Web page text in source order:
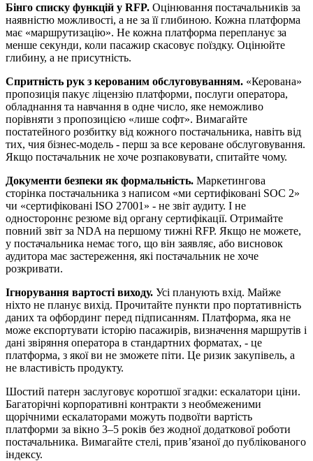
Бінго списку функцій у RFP. Оцінювання постачальників за
наявністю можливості, а не за її глибиною. Кожна платформа
має «маршрутизацію». Не кожна платформа перепланує за
менше секунди, коли пасажир скасовує поїздку. Оцінюйте
глибину, а не присутність.
Спритність рук з керованим обслуговуванням. «Керована»
пропозиція пакує ліцензію платформи, послуги оператора,
обладнання та навчання в одне число, яке неможливо
порівняти з пропозицією «лише софт». Вимагайте
постатейного розбитку від кожного постачальника, навіть від
тих, чия бізнес-модель - перш за все кероване обслуговування.
Якщо постачальник не хоче розпаковувати, спитайте чому.
Документи безпеки як формальність. Маркетингова
сторінка постачальника з написом «ми сертифіковані SOC 2»
чи «сертифіковані ISO 27001» - не звіт аудиту. І не
одностороннє резюме від органу сертифікації. Отримайте
повний звіт за NDA на першому тижні RFP. Якщо не можете,
у постачальника немає того, що він заявляє, або висновок
аудитора має застереження, які постачальник не хоче
розкривати.
Ігнорування вартості виходу. Усі планують вхід. Майже
ніхто не планує вихід. Прочитайте пункти про портативність
даних та офбординг перед підписанням. Платформа, яка не
може експортувати історію пасажирів, визначення маршрутів і
дані звіряння оператора в стандартних форматах, - це
платформа, з якої ви не зможете піти. Це ризик закупівель, а
не властивість продукту.
Шостий патерн заслуговує коротшої згадки: ескалатори ціни.
Багаторічні корпоративні контракти з необмеженими
щорічними ескалаторами можуть подвоїти вартість
платформи за вікно 3–5 років без жодної додаткової роботи
постачальника. Вимагайте стелі, прив’язаної до публікованого
індексу.